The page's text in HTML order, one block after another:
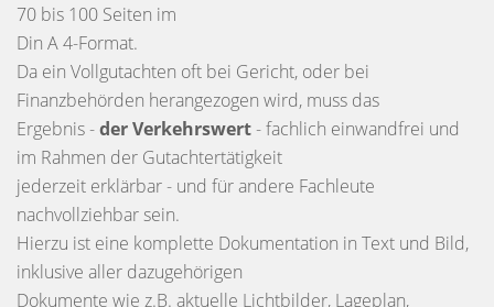
70 bis 100 Seiten im
Din A 4-Format.
Da ein Vollgutachten oft bei Gericht, oder bei
Finanzbehörden herangezogen wird, muss das
Ergebnis -der Verkehrswert- fachlich einwandfrei und
im Rahmen der Gutachtertätigkeit
jederzeit erklärbar - und für andere Fachleute
nachvollziehbar sein.
Hierzu ist eine komplette Dokumentation in Text und Bild,
inklusive aller dazugehörigen
Dokumente wie z.B. aktuelle Lichtbilder, Lageplan,